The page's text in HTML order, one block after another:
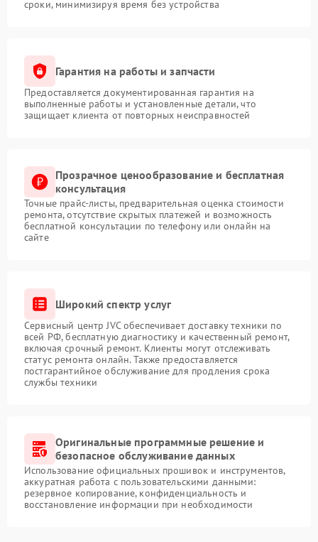
сроки, минимизируя время без устройства
Гарантия на работы и запчасти
Предоставляется документированная гарантия на
выполненные работы и установленные детали, что
защищает клиента от повторных неисправностей
Прозрачное ценообразование и бесплатная
консультация
Точные прайс-листы, предварительная оценка стоимости
ремонта, отсутствие скрытых платежей и возможность
бесплатной консультации по телефону или онлайн на
сайте
Широкий спектр услуг
Сервисный центр JVC обеспечивает доставку техники по
всей РФ, бесплатную диагностику и качественный ремонт,
включая срочный ремонт. Клиенты могут отслеживать
статус ремонта онлайн. Также предоставляется
постгарантийное обслуживание для продления срока
службы техники
Оригинальные программные решение и
безопасное обслуживание данных
Использование официальных прошивок и инструментов,
аккуратная работа с пользовательскими данными:
резервное копирование, конфиденциальность и
восстановление информации при необходимости